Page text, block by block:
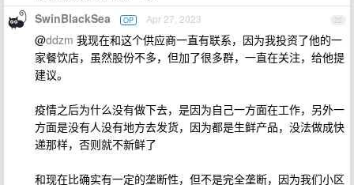
22
SwinBlackSea OP Apr 27, 2023
@ddzm 我现在和这个供应商一直有联系，因为我投资了他的一
家餐饮店，虽然股份不多，但加了很多群，一直在关注，给他提
建议。
疫情之后为什么没有做下去，是因为自己一方面在工作，另外一
方面是没有人没有地方去发货，因为都是生鲜产品，没法做成快
递那样，否则就不新鲜了
和现在比确实有一定的垄断性，但不是完全垄断，因为我们小区